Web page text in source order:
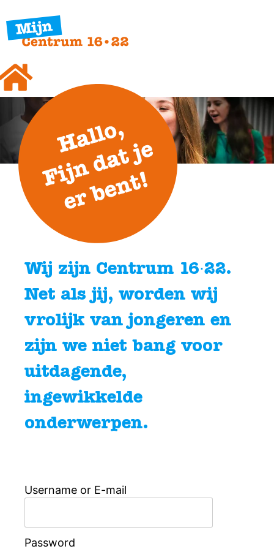
Wij zijn Centrum 16∙22.
Net als jij, worden wij
vrolijk van jongeren en
zijn we niet bang voor
uitdagende,
ingewikkelde
onderwerpen.
Username or E-mail
Password